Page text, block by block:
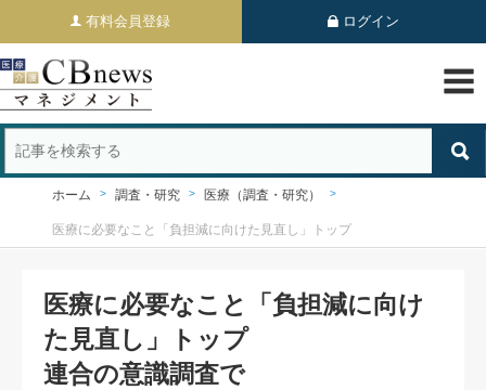
有料会員登録 ログイン
ホーム 調査・研究 医療（調査・研究）
医療に必要なこと「負担減に向けた見直し」トップ
医療に必要なこと「負担減に向け
た見直し」トップ
連合の意識調査で